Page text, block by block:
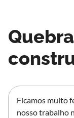
Ficamos muito
nosso trabalho